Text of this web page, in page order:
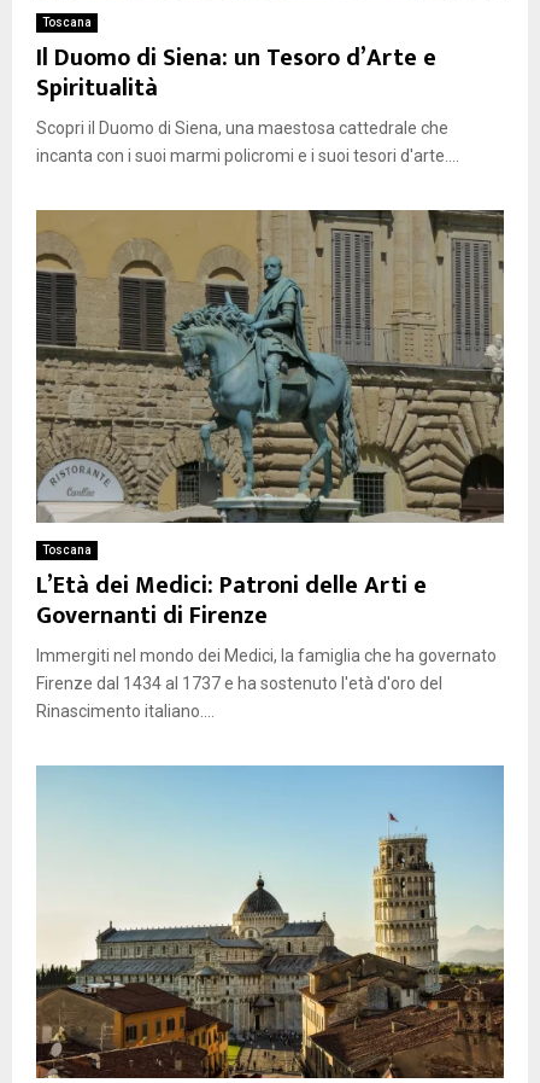
Toscana
Il Duomo di Siena: un Tesoro d’Arte e
Spiritualità
Scopri il Duomo di Siena, una maestosa cattedrale che
incanta con i suoi marmi policromi e i suoi tesori d'arte....
Toscana
L’Età dei Medici: Patroni delle Arti e
Governanti di Firenze
Immergiti nel mondo dei Medici, la famiglia che ha governato
Firenze dal 1434 al 1737 e ha sostenuto l'età d'oro del
Rinascimento italiano....